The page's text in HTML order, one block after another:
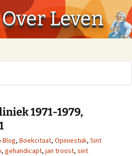
Leven
1971-1979,
Blog, Boekcitaat, Opiniestuk, Sint
, gehandicapt, jan troost, sint